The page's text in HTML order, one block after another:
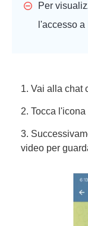
Per
l'accesso a
1. Vai alla chat
2. Tocca
3.
video per